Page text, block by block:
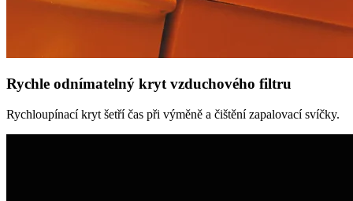
Rychle odnímatelný kryt vzduchového filtru
Rychloupínací kryt šetří čas při výměně a čištění zapalovací svíčky.